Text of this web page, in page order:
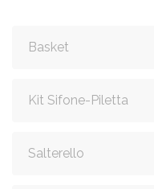
Basket
Kit Sifone-Piletta
Salterello